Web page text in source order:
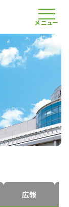
メニュー
広報